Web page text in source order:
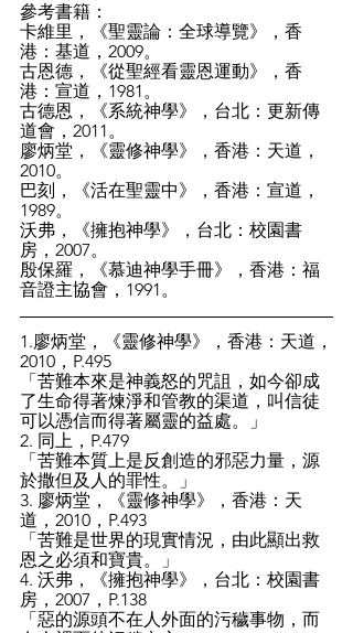
參考書籍：
卡維里，《聖靈論：全球導覽》，香
港：基道，2009。
古恩德，《從聖經看靈恩運動》，香
港：宣道，1981。
古德恩，《系統神學》，台北：更新傳
道會，2011。
廖炳堂，《靈修神學》，香港：天道，
2010。
巴刻，《活在聖靈中》，香港：宣道，
1989。
沃弗，《擁抱神學》，台北：校園書
房，2007。
殷保羅，《慕迪神學手冊》，香港：福
音證主協會，1991。
1.廖炳堂，《靈修神學》，香港：天道，
2010，P.495
「苦難本來是神義怒的咒詛，如今卻成
了生命得著煉淨和管教的渠道，叫信徒
可以憑信而得著屬靈的益處。」
2. 同上，P.479
「苦難本質上是反創造的邪惡力量，源
於撒但及人的罪性。」
3. 廖炳堂，《靈修神學》，香港：天
道，2010，P.493
「苦難是世界的現實情況，由此顯出救
恩之必須和寶貴。」
4. 沃弗，《擁抱神學》，台北：校園書
房，2007，P.138
「惡的源頭不在人外面的污穢事物，而